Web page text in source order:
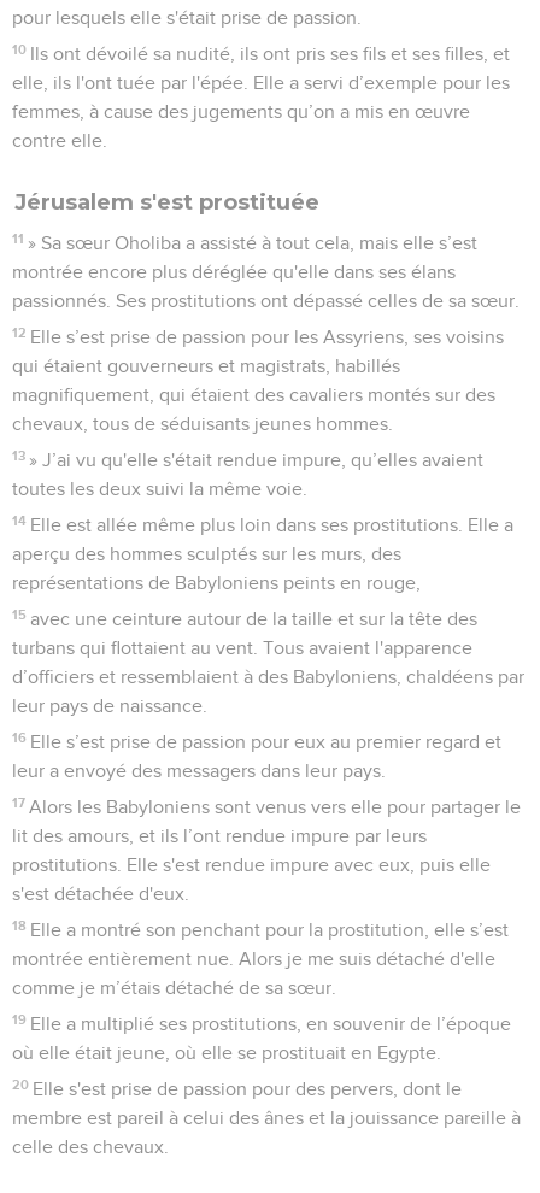
pour lesquels elle s'était prise de passion.
10 Ils ont dévoilé sa nudité, ils ont pris ses fils et ses filles, et
elle, ils l'ont tuée par l'épée. Elle a servi d’exemple pour les
femmes, à cause des jugements qu’on a mis en œuvre
contre elle.
Jérusalem s'est prostituée
11 » Sa sœur Oholiba a assisté à tout cela, mais elle s’est
montrée encore plus déréglée qu'elle dans ses élans
passionnés. Ses prostitutions ont dépassé celles de sa sœur.
12 Elle s’est prise de passion pour les Assyriens, ses voisins
qui étaient gouverneurs et magistrats, habillés
magnifiquement, qui étaient des cavaliers montés sur des
chevaux, tous de séduisants jeunes hommes.
13 » J’ai vu qu'elle s'était rendue impure, qu’elles avaient
toutes les deux suivi la même voie.
14 Elle est allée même plus loin dans ses prostitutions. Elle a
aperçu des hommes sculptés sur les murs, des
représentations de Babyloniens peints en rouge,
15 avec une ceinture autour de la taille et sur la tête des
turbans qui flottaient au vent. Tous avaient l'apparence
d’officiers et ressemblaient à des Babyloniens, chaldéens par
leur pays de naissance.
16 Elle s’est prise de passion pour eux au premier regard et
leur a envoyé des messagers dans leur pays.
17 Alors les Babyloniens sont venus vers elle pour partager le
lit des amours, et ils l’ont rendue impure par leurs
prostitutions. Elle s'est rendue impure avec eux, puis elle
s'est détachée d'eux.
18 Elle a montré son penchant pour la prostitution, elle s’est
montrée entièrement nue. Alors je me suis détaché d'elle
comme je m’étais détaché de sa sœur.
19 Elle a multiplié ses prostitutions, en souvenir de l’époque
où elle était jeune, où elle se prostituait en Egypte.
20 Elle s'est prise de passion pour des pervers, dont le
membre est pareil à celui des ânes et la jouissance pareille à
celle des chevaux.